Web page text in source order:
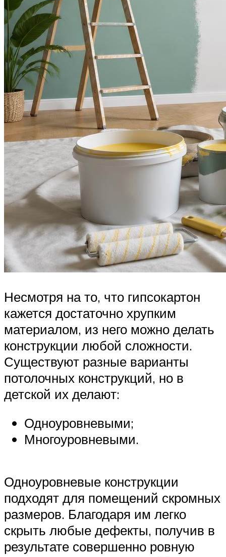
Несмотря на то, что гипсокартон
кажется достаточно хрупким
материалом, из него можно делать
конструкции любой сложности.
Существуют разные варианты
потолочных конструкций, но в
детской их делают:
Одноуровневыми;
Многоуровневыми.
Одноуровневые конструкции
подходят для помещений скромных
размеров. Благодаря им легко
скрыть любые дефекты, получив в
результате совершенно ровную